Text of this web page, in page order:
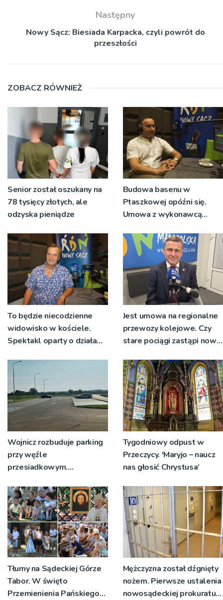
Następny
Nowy Sącz: Biesiada Karpacka, czyli powrót do
przeszłości
ZOBACZ RÓWNIEŻ
Senior został oszukany na
78 tysięcy złotych, ale
odzyska pieniądze
Budowa basenu w
Ptaszkowej opóźni się.
Umowa z wykonawcą
nie zostanie podpisana
To będzie niecodzienne
widowisko w kościele.
Spektakl oparty o działa
Jest umowa na regionalne
przewozy kolejowe. Czy
stare pociągi zastąpi nowy
Wojnicz rozbuduje parking
przy węźle
przesiadkowym.
miejsc
Tygodniowy odpust w
Przeczycy. 'Maryjo – naucz
nas głosić Chrystusa’
Tłumy na Sądeckiej Górze
Tabor. W święto
Przemienienia Pańskiego
Mężczyzna został dźgnięty
nożem. Pierwsze ustalenia
nowosądeckiej prokuratury